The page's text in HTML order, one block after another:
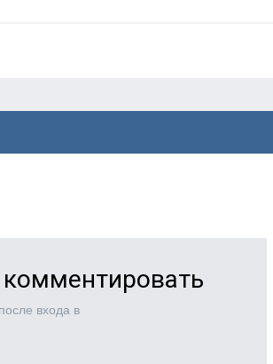
входа в